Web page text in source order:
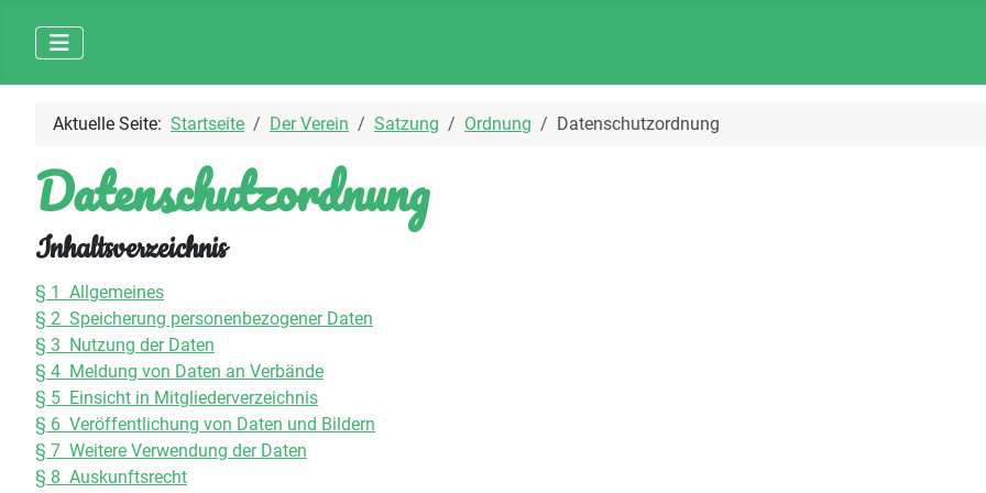
Aktuelle Seite: Startseite Der Verein Satzung Ordnung Datenschutzordnung
Datenschutzordnung
Inhaltsverzeichnis
§ 1 Allgemeines
§ 2 Speicherung personenbezogener Daten
§ 3 Nutzung der Daten
§ 4 Meldung von Daten an Verbände
§ 5 Einsicht in Mitgliederverzeichnis
§ 6 Veröffentlichung von Daten und Bildern
§ 7 Weitere Verwendung der Daten
§ 8 Auskunftsrecht